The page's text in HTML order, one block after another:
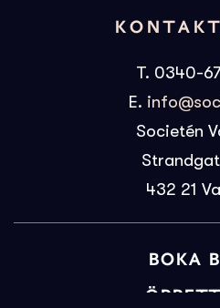
T. 0340-
E.
Societén
432 21
BOKA